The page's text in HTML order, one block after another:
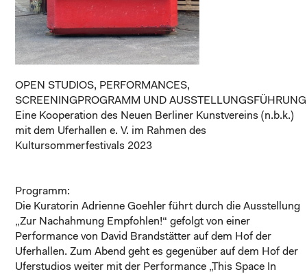
OPEN STUDIOS, PERFORMANCES,
SCREENINGPROGRAMM UND AUSSTELLUNGSFÜHRUNG
Eine Kooperation des Neuen Berliner Kunstvereins (n.b.k.)
mit dem Uferhallen e. V. im Rahmen des
Kultursommerfestivals 2023
Programm:
Die Kuratorin Adrienne Goehler führt durch die Ausstellung
„Zur Nachahmung Empfohlen!“ gefolgt von einer
Performance von David Brandstätter auf dem Hof der
Uferhallen. Zum Abend geht es gegenüber auf dem Hof der
Uferstudios weiter mit der Performance „This Space In